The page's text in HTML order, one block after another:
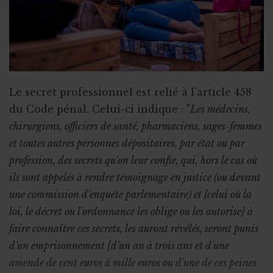
Le secret professionnel est relié à l’article 458
du Code pénal. Celui-ci indique : "Les médecins,
chirurgiens, officiers de santé, pharmaciens, sages-femmes
et toutes autres personnes dépositaires, par état ou par
profession, des secrets qu'on leur confie, qui, hors le cas où
ils sont appelés à rendre témoignage en justice (ou devant
une commission d'enquête parlementaire) et [celui où la
loi, le décret ou l'ordonnance les oblige ou les autorise] à
faire connaître ces secrets, les auront révélés, seront punis
d'un emprisonnement [d'un an à trois ans et d'une
amende de cent euros à mille euros ou d'une de ces peines